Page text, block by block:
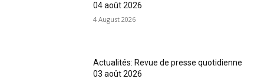
04 août 2026
4 August 2026
Actualités: Revue de presse quotidienne
03 août 2026